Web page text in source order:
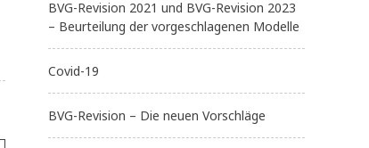
BVG-Revision 2021 und BVG-Revision 2023
– Beurteilung der vorgeschlagenen Modelle
Covid-19
BVG-Revision – Die neuen Vorschläge